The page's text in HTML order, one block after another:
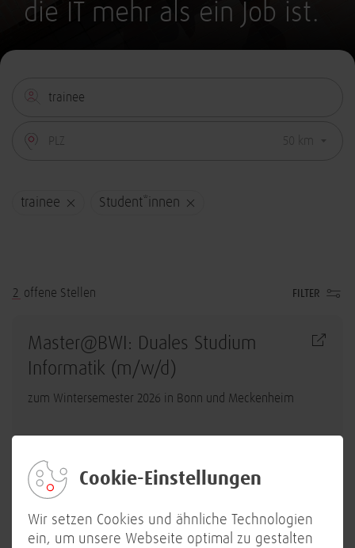
Cookie-Einstellungen
Wir setzen Cookies und ähnliche Technologien
ein, um unsere Webseite optimal zu gestalten
die IT mehr als ein Job ist.
trainee Student*innen
2 offene Stellen FILTER
Master@BWI: Duales Studium
Informatik (m/w/d)
zum Wintersemester 2026 in Bonn und Meckenheim
Master@BWI: Duales Studium
IT-Management (m/w/d)
zum Wintersemester 2026 in Bonn oder